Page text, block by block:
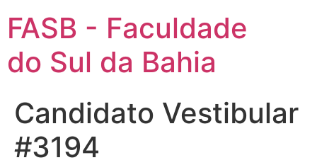
FASB - Faculdade
do Sul da Bahia
Candidato Vestibular
#3194